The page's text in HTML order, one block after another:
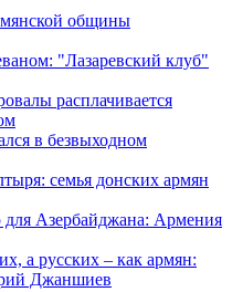
общины
"Лазаревский клуб"
расплачивается
в безвыходном
семья донских армян
для Азербайджана: Армения
а русских – как армян:
Джаншиев